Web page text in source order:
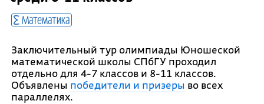
Математика
Заключительный тур олимпиады Юношеской
математической школы СПбГУ проходил
отдельно для 4-7 классов и 8-11 классов.
Объявлены победители и призеры во всех
параллелях.